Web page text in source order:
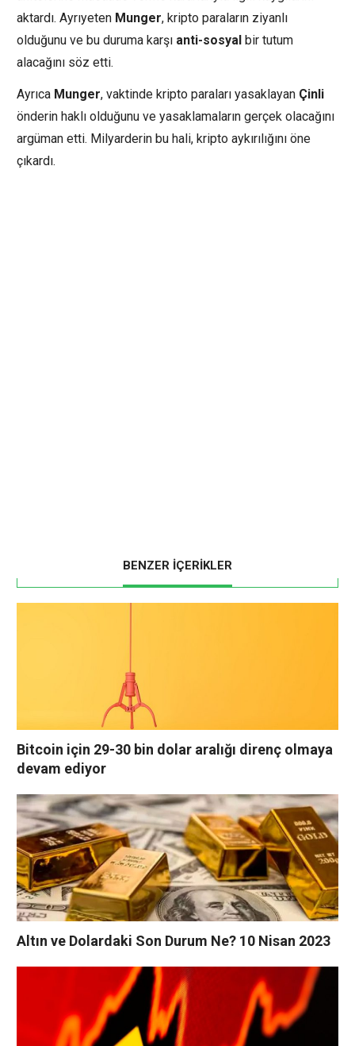
aktardı. Ayrıyeten Munger, kripto paraların ziyanlı
olduğunu ve bu duruma karşı anti-sosyal bir tutum
alacağını söz etti.
Ayrıca Munger, vaktinde kripto paraları yasaklayan Çinli
önderin haklı olduğunu ve yasaklamaların gerçek olacağını
argüman etti. Milyarderin bu hali, kripto aykırılığını öne
çıkardı.
BENZER İÇERİKLER
Bitcoin için 29-30 bin dolar aralığı direnç olmaya
devam ediyor
Altın ve Dolardaki Son Durum Ne? 10 Nisan 2023